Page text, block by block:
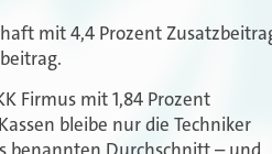
mit 4,4 Prozent
Firmus mit 1,84 Prozent
bleibe nur die Techniker